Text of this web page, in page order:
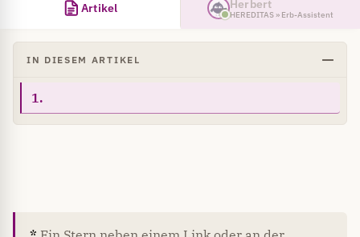
Artikel Herbert
HEREDITAS » Erb-Assistent
IN DIESEM ARTIKEL
1.